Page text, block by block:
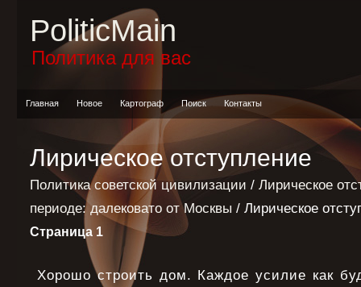
PoliticMain
Политика для вас
Главная Новое Картограф Поиск Контакты
Лирическое отступление
Политика советской цивилизации / Лирическое
периоде: далековато от Москвы / Лирическое
Страница 1
Хорошо строить дом. Каждое усилие как